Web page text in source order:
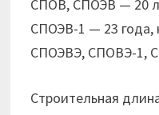
СПОВ, СПОЭВ — 20
СПОЭВ-1 — 23 года,
СПОЭВЭ, СПОВЭ-1,
Строительная